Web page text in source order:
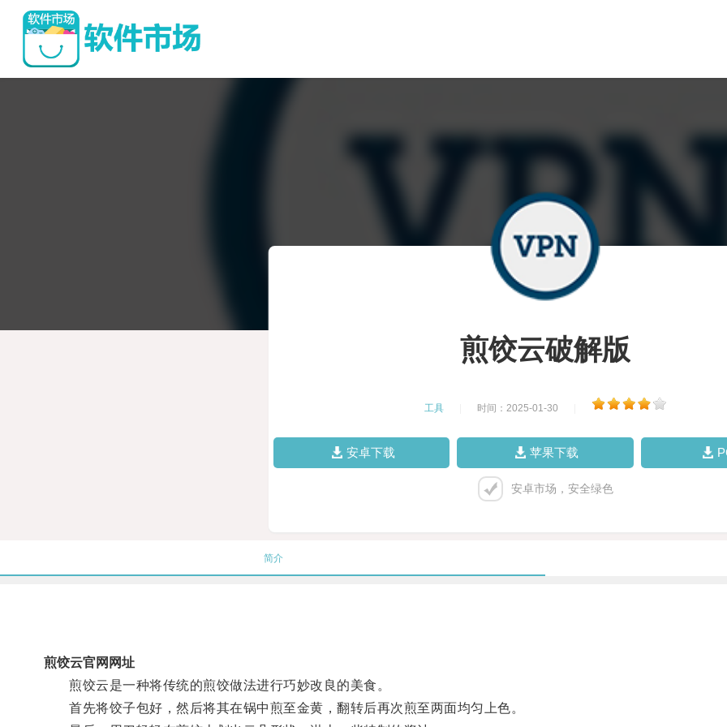
煎饺云破解版
工具 时间：2025-01-30
安卓下载 苹果下载
安卓市场，安全绿色
简介
煎饺云官网网址
煎饺云是一种将传统的煎饺做法进行巧妙改良的美食。
首先将饺子包好，然后将其在锅中煎至金黄，翻转后再次煎至两面均匀上色。